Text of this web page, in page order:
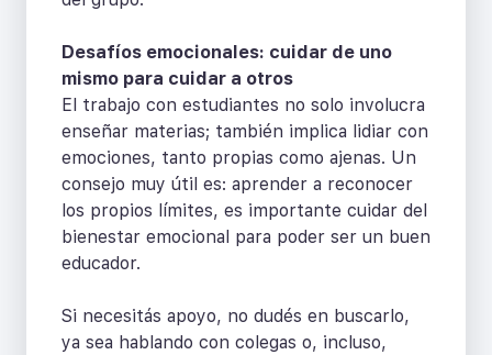
Desafíos emocionales: cuidar de uno
mismo para cuidar a otros
El trabajo con estudiantes no solo involucra
enseñar materias; también implica lidiar con
emociones, tanto propias como ajenas. Un
consejo muy útil es: aprender a reconocer
los propios límites, es importante cuidar del
bienestar emocional para poder ser un buen
educador.
Si necesitás apoyo, no dudés en buscarlo,
ya sea hablando con colegas o, incluso,